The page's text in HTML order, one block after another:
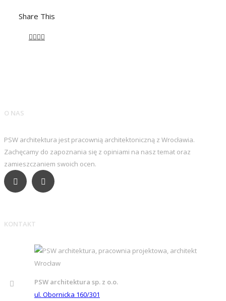
Share This
O NAS
PSW architektura jest pracownią architektoniczną z Wrocławia.
Zachęcamy do zapoznania się z opiniami na nasz temat oraz
zamieszczaniem swoich ocen.
KONTAKT
PSW architektura sp. z o.o.
ul. Obornicka 160/301